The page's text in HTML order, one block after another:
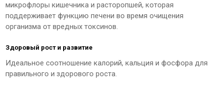
микрофлоры кишечника и расторопшей, которая
поддерживает функцию печени во время очищения
организма от вредных токсинов.
Здоровый рост и развитие
Идеальное соотношение калорий, кальция и фосфора для
правильного и здорового роста.